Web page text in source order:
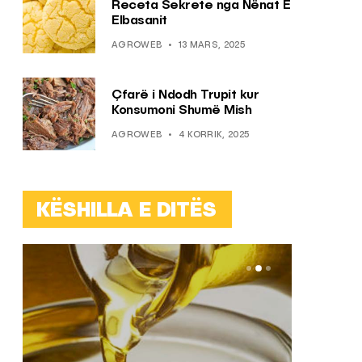
Receta Sekrete nga Nënat E
Elbasanit
AGROWEB 13 MARS, 2025
Çfarë i Ndodh Trupit kur
Konsumoni Shumë Mish
AGROWEB 4 KORRIK, 2025
KËSHILLA E DITËS